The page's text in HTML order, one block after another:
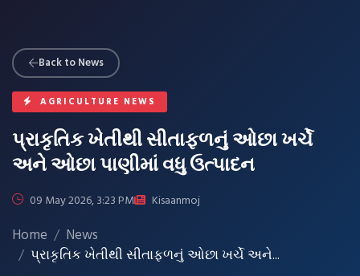
Back to News
AGRICULTURE NEWS
પ્રાકૃતિક ખેતીથી સીતાફળનું ઓછા ખર્ચે
અને ઓછા પાણીમાં વધુ ઉત્પાદન
09 May 2026, 3:23 PM Kisaanmoj
Home
News
પ્રાકૃતિક ખેતીથી સીતાફળનું ઓછા ખર્ચે અને...